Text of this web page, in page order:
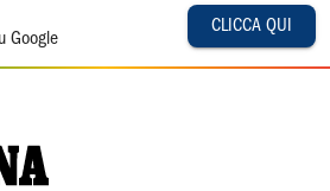
Google
CLICCA QUI